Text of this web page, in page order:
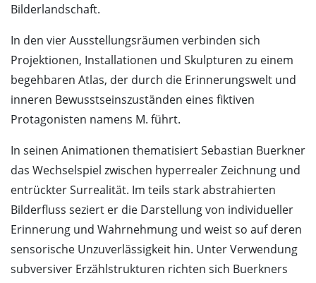
Bilderlandschaft.
In den vier Ausstellungsräumen verbinden sich
Projektionen, Installationen und Skulpturen zu einem
begehbaren Atlas, der durch die Erinnerungswelt und
inneren Bewusstseinszuständen eines fiktiven
Protagonisten namens M. führt.
In seinen Animationen thematisiert Sebastian Buerkner
das Wechselspiel zwischen hyperrealer Zeichnung und
entrückter Surrealität. Im teils stark abstrahierten
Bilderfluss seziert er die Darstellung von individueller
Erinnerung und Wahrnehmung und weist so auf deren
sensorische Unzuverlässigkeit hin. Unter Verwendung
subversiver Erzählstrukturen richten sich Buerkners